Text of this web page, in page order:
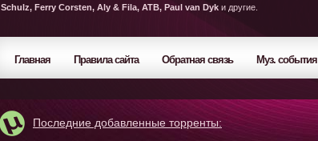
Schulz, Ferry Corsten, Aly & Fila, ATB, Paul van Dyk и другие.
Главная Правила сайта Обратная связь Муз. события
Последние добавленные торренты: